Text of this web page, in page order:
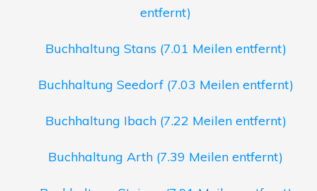
entfernt)
Buchhaltung Stans (7.01 Meilen entfernt)
Buchhaltung Seedorf (7.03 Meilen entfernt)
Buchhaltung Ibach (7.22 Meilen entfernt)
Buchhaltung Arth (7.39 Meilen entfernt)